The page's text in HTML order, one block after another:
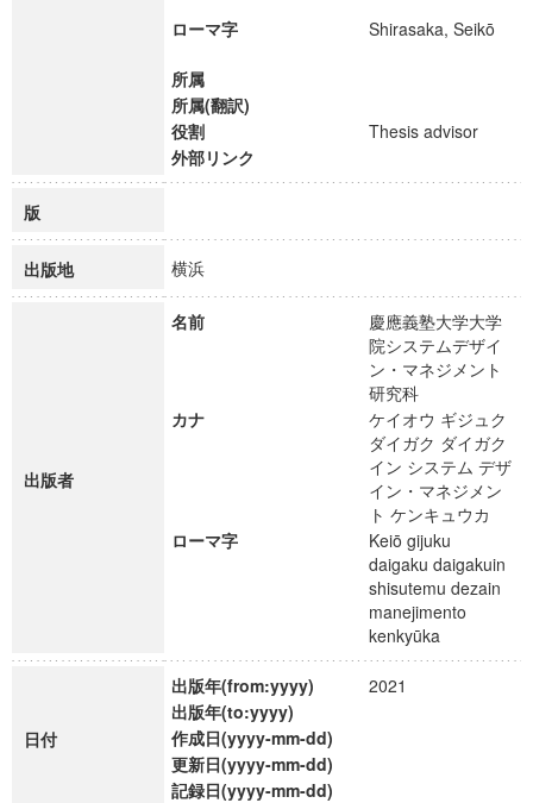
ローマ字 Shirasaka, Seikō
所属
所属(翻訳)
役割
Thesis advisor
外部リンク
版
出版地 横浜
出版者
名前
慶應義塾大学大学
院システムデザイ
ン・マネジメント
研究科
カナ
ケイオウ ギジュク
ダイガク ダイガク
イン システム デザ
イン・マネジメン
ト ケンキュウカ
ローマ字
Keiō gijuku
daigaku daigakuin
shisutemu dezain
manejimento
kenkyūka
日付
出版年(from:yyyy)
2021
出版年(to:yyyy)
作成日(yyyy-mm-dd)
更新日(yyyy-mm-dd)
記録日(yyyy-mm-dd)